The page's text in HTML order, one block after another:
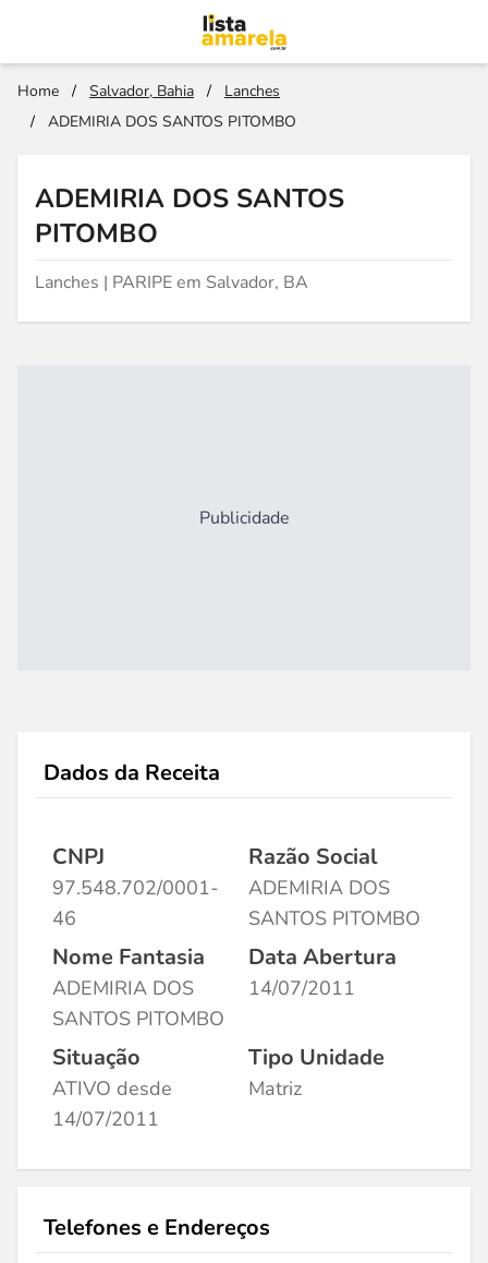
Home / Salvador, Bahia /
Lanches
/
ADEMIRIA DOS SANTOS PITOMBO
ADEMIRIA DOS SANTOS
PITOMBO
Lanches | PARIPE em Salvador, BA
Publicidade
Dados da Receita
CNPJ
97.548.702/0001-
46
Razão Social
ADEMIRIA DOS
SANTOS PITOMBO
Nome Fantasia
ADEMIRIA DOS
SANTOS PITOMBO
Data Abertura
14/07/2011
Situação
ATIVO desde
14/07/2011
Tipo Unidade
Matriz
Telefones e Endereços